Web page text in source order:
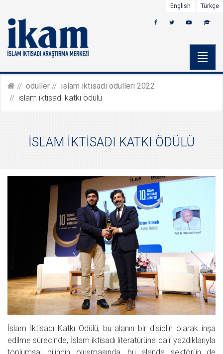
English Türkçe
ödüller
i̇slam i̇kti̇sadi ödülleri̇ 2022
i̇slam i̇kti̇sadi katki ödülü
İSLAM İKTİSADI KATKI ÖDÜLÜ
İslam İktisadı Katkı Ödülü, bu alanın bir disiplin olarak inşa
edilme sürecinde, İslam iktisadı literatürüne dair yazdıklarıyla